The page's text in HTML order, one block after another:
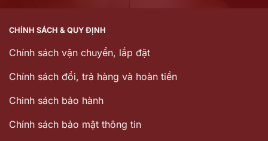
CHÍNH SÁCH & QUY ĐỊNH
Chính sách vận chuyển, lắp đặt
Chính sách đổi, trả hàng và hoàn tiền
Chinh sách bảo hành
Chính sách bảo mật thông tin